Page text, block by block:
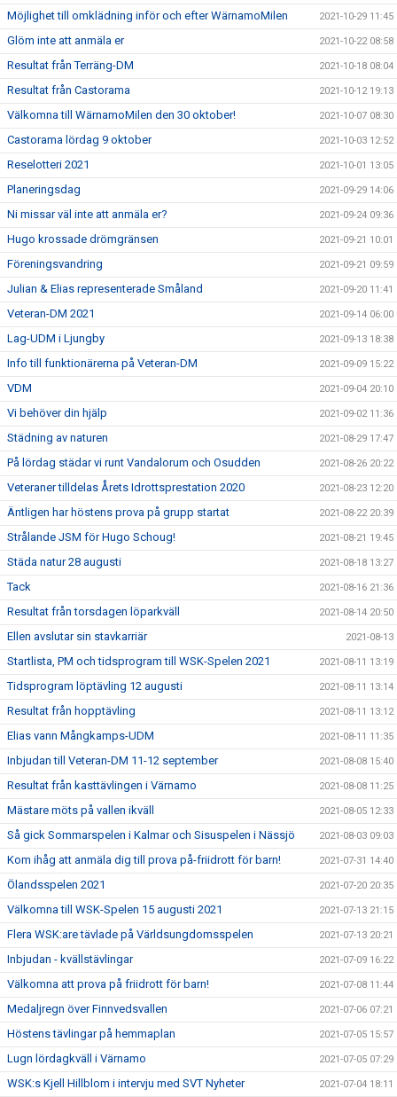
Möjlighet till omklädning inför och efter WärnamoMilen 2021-10-29 11:45
Glöm inte att anmäla er 2021-10-22 08:58
Resultat från Terräng-DM 2021-10-18 08:04
Resultat från Castorama 2021-10-12 19:13
Välkomna till WärnamoMilen den 30 oktober! 2021-10-07 08:30
Castorama lördag 9 oktober 2021-10-03 12:52
Reselotteri 2021 2021-10-01 13:05
Planeringsdag 2021-09-29 14:06
Ni missar väl inte att anmäla er? 2021-09-24 09:36
Hugo krossade drömgränsen 2021-09-21 10:01
Föreningsvandring 2021-09-21 09:59
Julian & Elias representerade Småland 2021-09-20 11:41
Veteran-DM 2021 2021-09-14 06:00
Lag-UDM i Ljungby 2021-09-13 18:38
Info till funktionärerna på Veteran-DM 2021-09-09 15:22
VDM 2021-09-04 20:10
Vi behöver din hjälp 2021-09-02 11:36
Städning av naturen 2021-08-29 17:47
På lördag städar vi runt Vandalorum och Osudden 2021-08-26 20:22
Veteraner tilldelas Årets Idrottsprestation 2020 2021-08-23 12:20
Äntligen har höstens prova på grupp startat 2021-08-22 20:39
Strålande JSM för Hugo Schoug! 2021-08-21 19:45
Städa natur 28 augusti 2021-08-18 13:27
Tack 2021-08-16 21:36
Resultat från torsdagen löparkväll 2021-08-14 20:50
Ellen avslutar sin stavkarriär 2021-08-13
Startlista, PM och tidsprogram till WSK-Spelen 2021 2021-08-11 13:19
Tidsprogram löptävling 12 augusti 2021-08-11 13:14
Resultat från hopptävling 2021-08-11 13:12
Elias vann Mångkamps-UDM 2021-08-11 11:35
Inbjudan till Veteran-DM 11-12 september 2021-08-08 15:40
Resultat från kasttävlingen i Värnamo 2021-08-08 11:25
Mästare möts på vallen ikväll 2021-08-05 12:33
Så gick Sommarspelen i Kalmar och Sisuspelen i Nässjö 2021-08-03 09:03
Kom ihåg att anmäla dig till prova på-friidrott för barn! 2021-07-31 14:40
Ölandsspelen 2021 2021-07-20 20:35
Välkomna till WSK-Spelen 15 augusti 2021 2021-07-13 21:15
Flera WSK:are tävlade på Världsungdomsspelen 2021-07-13 20:21
Inbjudan - kvällstävlingar 2021-07-09 16:22
Välkomna att prova på friidrott för barn! 2021-07-08 11:44
Medaljregn över Finnvedsvallen 2021-07-06 07:21
Höstens tävlingar på hemmaplan 2021-07-05 15:57
Lugn lördagkväll i Värnamo 2021-07-05 07:29
WSK:s Kjell Hillblom i intervju med SVT Nyheter 2021-07-04 18:11